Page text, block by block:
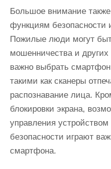
Большое внимание
функциям безопасности
Пожилые люди могут
мошенничества и других
важно выбрать
такими как сканеры
распознавание лица.
блокировки экрана,
управления
безопасности играют
смартфона.